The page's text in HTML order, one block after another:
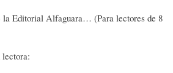
la Editorial Alfaguara… (Para lectores de 8
lectora: